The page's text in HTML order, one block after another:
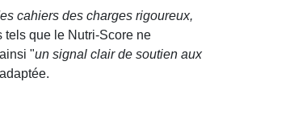
cahiers des charges rigoureux,
que le Nutri-Score ne
"un signal clair de soutien aux